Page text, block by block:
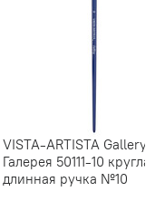
VISTA-ARTISTA Gallery/
Галерея 50111-10 круглая
длинная ручка №10